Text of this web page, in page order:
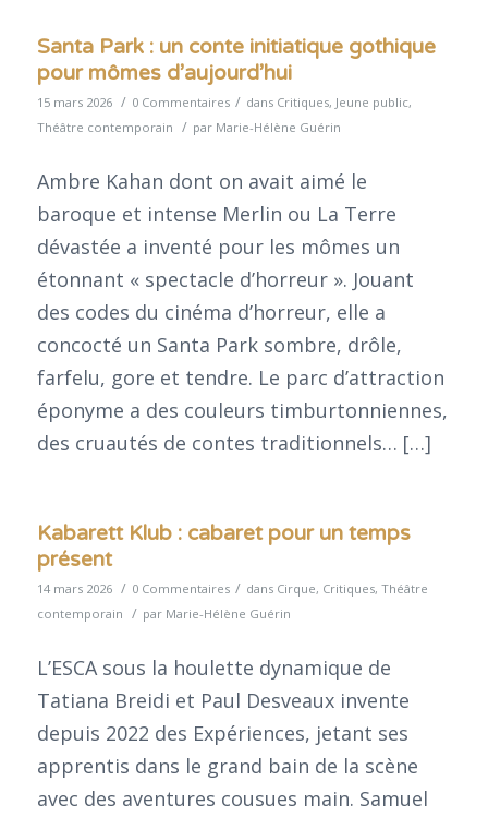
Santa Park : un conte initiatique gothique
pour mômes d’aujourd’hui
15 mars 2026 / 0 Commentaires / dans Critiques, Jeune public,
Théâtre contemporain / par Marie-Hélène Guérin
Ambre Kahan dont on avait aimé le
baroque et intense Merlin ou La Terre
dévastée a inventé pour les mômes un
étonnant « spectacle d’horreur ». Jouant
des codes du cinéma d’horreur, elle a
concocté un Santa Park sombre, drôle,
farfelu, gore et tendre. Le parc d’attraction
éponyme a des couleurs timburtonniennes,
des cruautés de contes traditionnels… […]
Kabarett Klub : cabaret pour un temps
présent
14 mars 2026 / 0 Commentaires / dans Cirque, Critiques, Théâtre
contemporain / par Marie-Hélène Guérin
L’ESCA sous la houlette dynamique de
Tatiana Breidi et Paul Desveaux invente
depuis 2022 des Expériences, jetant ses
apprentis dans le grand bain de la scène
avec des aventures cousues main. Samuel